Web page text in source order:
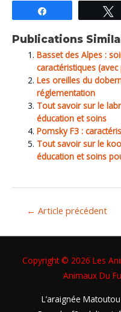
Publications
Basset des Alpes :
caractéristiques
Les oreilles du
réglementation
Tout savoir sur le
éducation et soins
Pomsky F3 :
Tout savoir sur le
éducation et soins
← Article précédent
Copyright © 2026 Les
Animaux Du
L’araignée